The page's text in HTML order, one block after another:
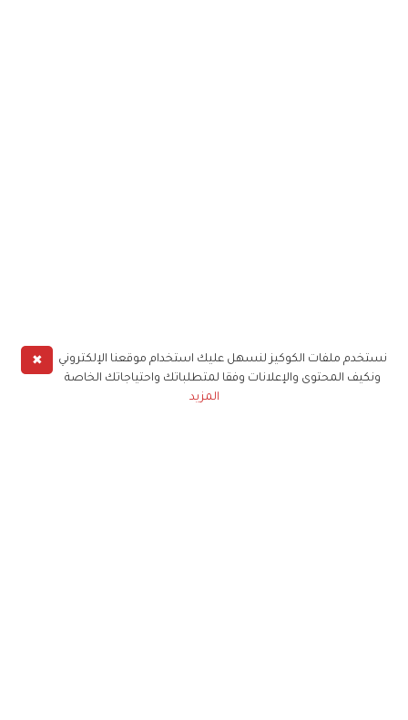
✖
نستخدم ملفات الكوكيز لنسهل عليك استخدام موقعنا الإلكتروني
ونكيف المحتوى والإعلانات وفقا لمتطلباتك واحتياجاتك الخاصة
المزيد